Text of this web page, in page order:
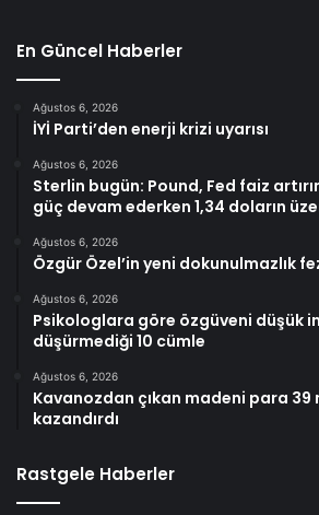
En Güncel Haberler
Ağustos 6, 2026
İYİ Parti’den enerji krizi uyarısı
Ağustos 6, 2026
Sterlin bugün: Pound, Fed faiz
güç devam ederken 1,34 doların
Ağustos 6, 2026
Özgür Özel’in yeni dokunulmazlık
Ağustos 6, 2026
Psikologlara göre özgüveni düşük
düşürmediği 10 cümle
Ağustos 6, 2026
Kavanozdan çıkan madeni para 39
kazandırdı
Rastgele Haberler